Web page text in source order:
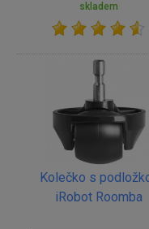
skladem
Kolečko s
iRobot Roomba